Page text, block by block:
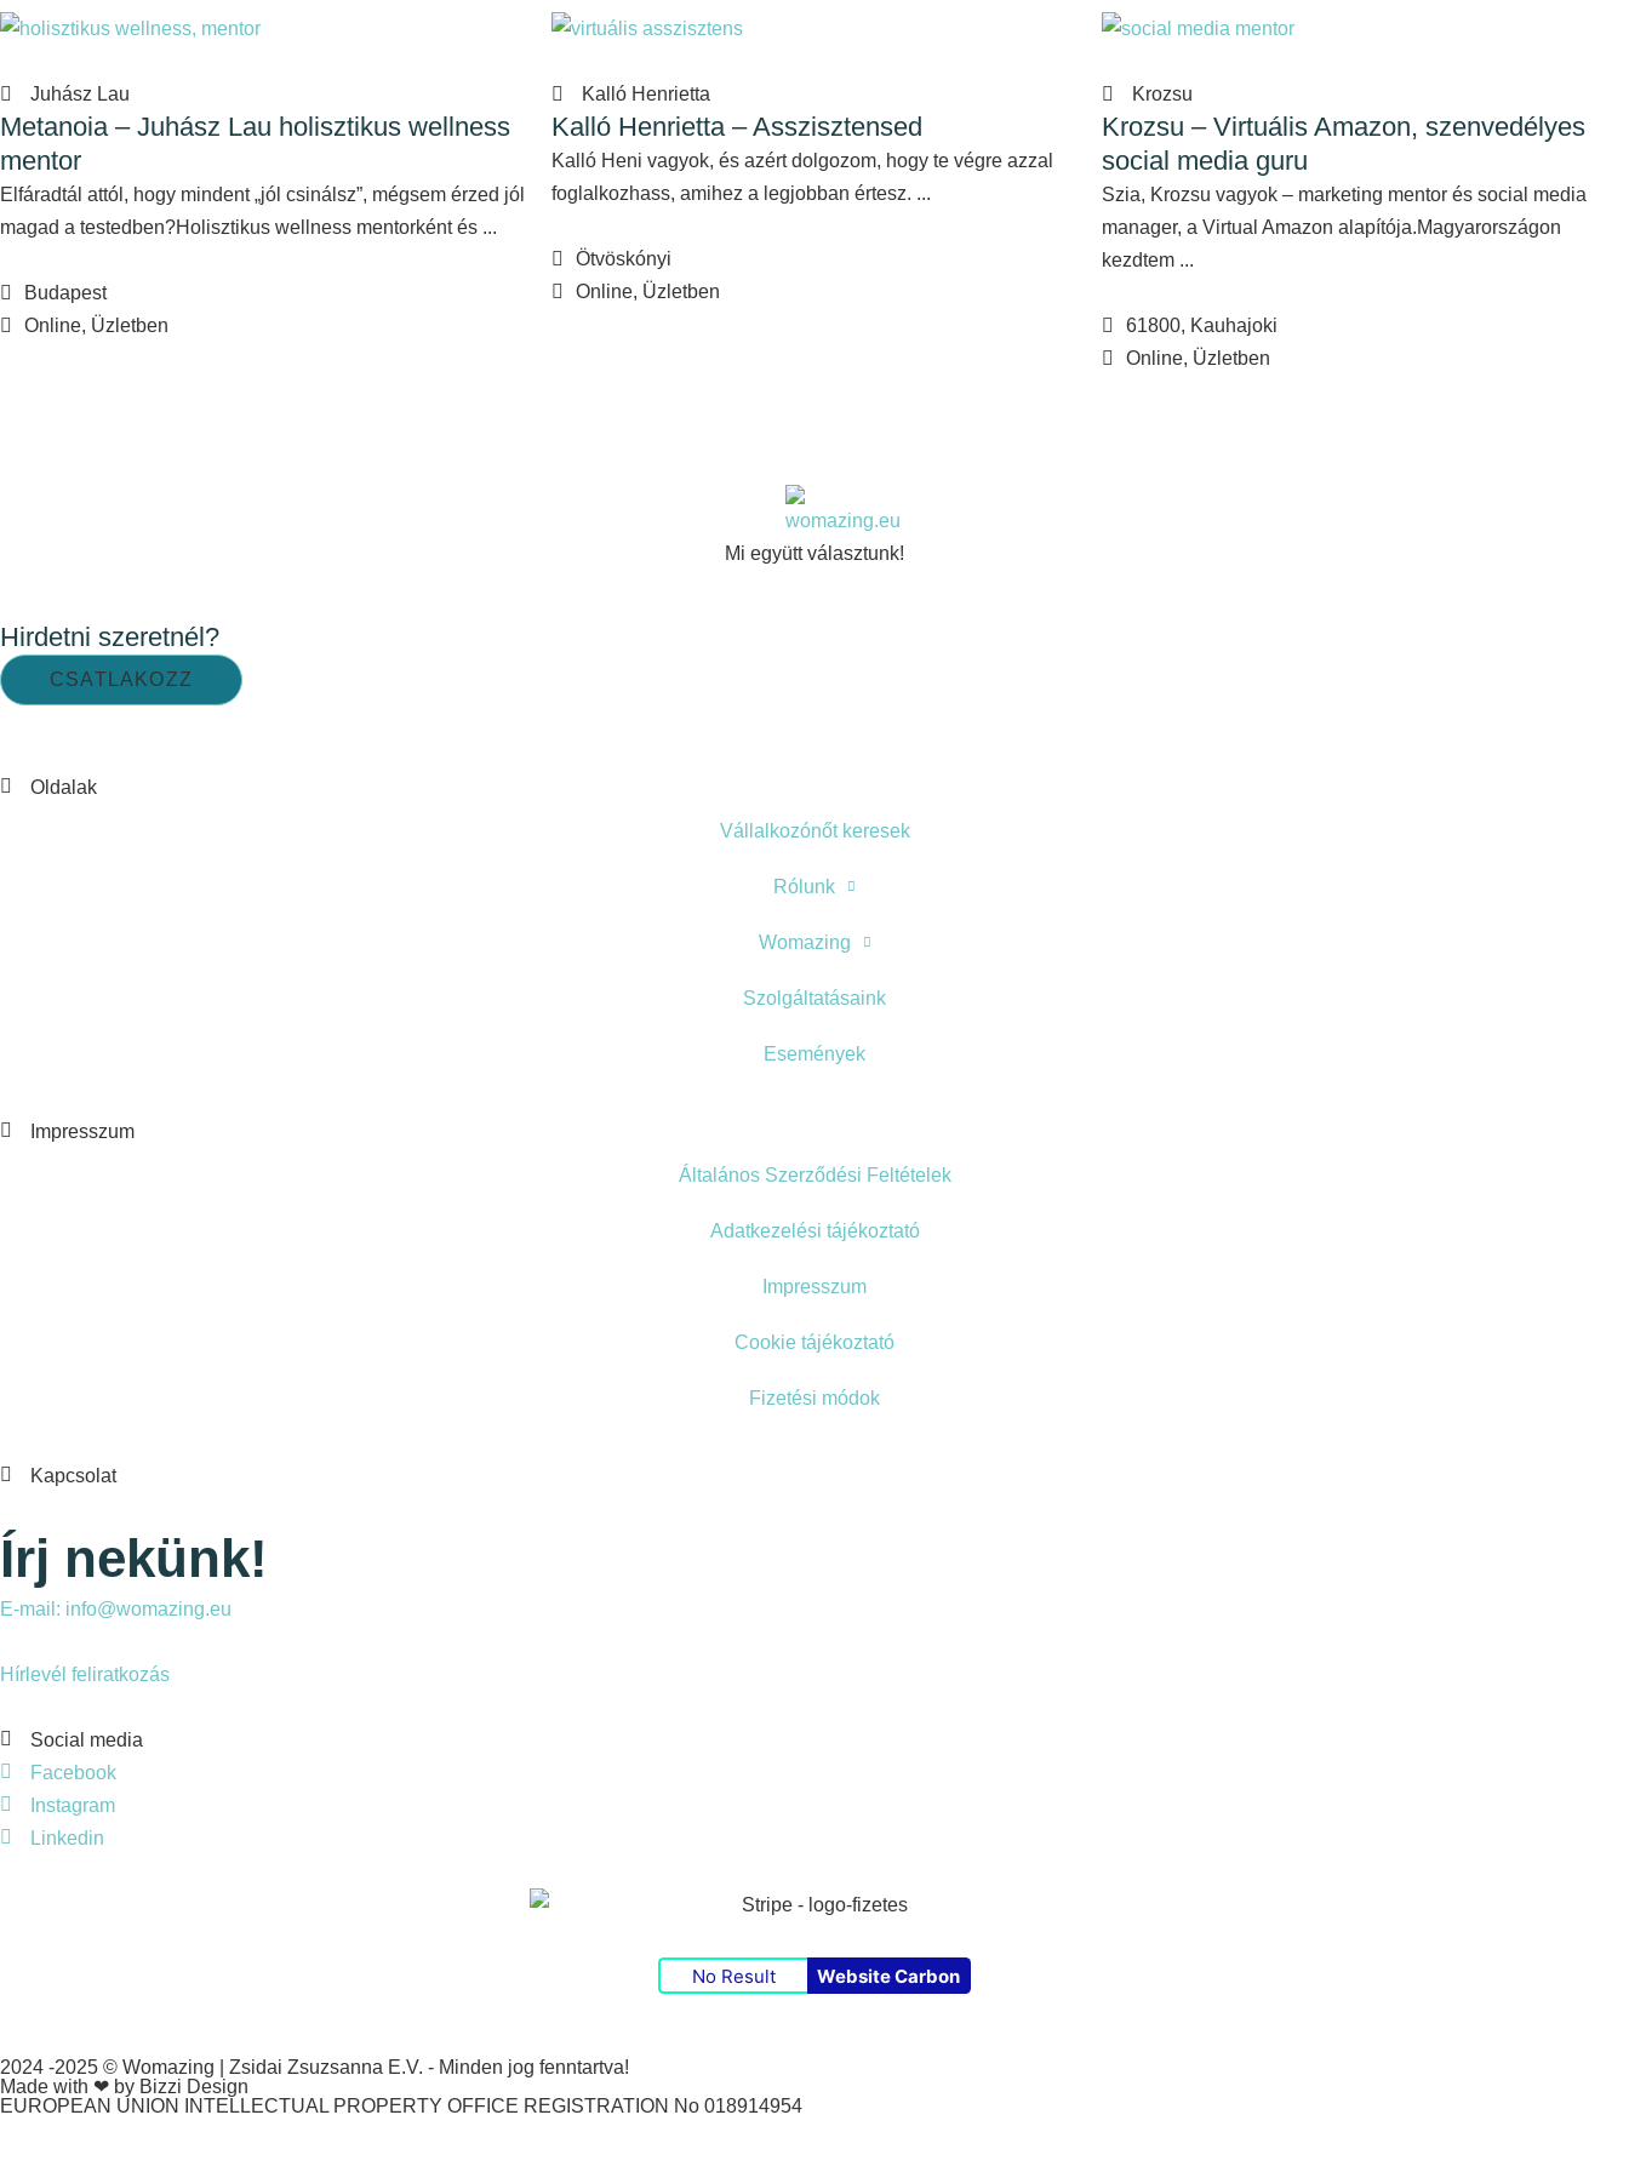
Juhász Lau
Metanoia – Juhász Lau holisztikus wellness
mentor
Elfáradtál attól, hogy mindent „jól csinálsz”, mégsem érzed jól
magad a testedben?Holisztikus wellness mentorként és ...
Budapest
Online, Üzletben
Kalló Henrietta
Kalló Henrietta – Asszisztensed
Kalló Heni vagyok, és azért dolgozom, hogy te végre azzal
foglalkozhass, amihez a legjobban értesz. ...
Ötvöskónyi
Online, Üzletben
Krozsu
Krozsu – Virtuális Amazon, szenvedélyes
social media guru
Szia, Krozsu vagyok – marketing mentor és social media
manager, a Virtual Amazon alapítója.Magyarországon
kezdtem ...
61800, Kauhajoki
Online, Üzletben
Mi együtt választunk!
Hirdetni szeretnél?
CSATLAKOZZ
Oldalak
Vállalkozónőt keresek
Rólunk
Womazing
Szolgáltatásaink
Események
Impresszum
Általános Szerződési Feltételek
Adatkezelési tájékoztató
Impresszum
Cookie tájékoztató
Fizetési módok
Kapcsolat
Írj nekünk!
E-mail: info@womazing.eu
Hírlevél feliratkozás
Social media
Facebook
Instagram
Linkedin
No Result Website Carbon
2024 -2025 © Womazing | Zsidai Zsuzsanna E.V. - Minden jog fenntartva!
Made with ❤ by Bizzi Design
EUROPEAN UNION INTELLECTUAL PROPERTY OFFICE REGISTRATION No 018914954